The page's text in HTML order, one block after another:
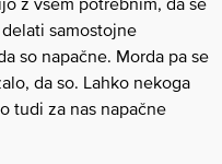
samostojne
so napačne. Morda pa se
da so. Lahko nekoga
tudi za nas napačne